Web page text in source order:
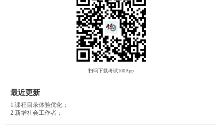
扫码下载考试100App
最近更新
1.课程目录体验优化；
2.新增社会工作者；